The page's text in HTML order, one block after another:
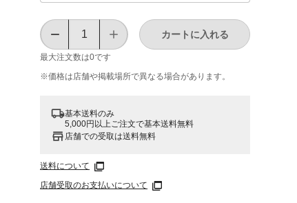
最大注文数は0です
カートに入れる
※価格は​店舗や​掲載場所で​異なる​場合が​あります。
基本送料のみ
5,000円以上ご注文で基本送料無料
店舗での受取は送料無料
送料について
店舗受取のお支払いについて